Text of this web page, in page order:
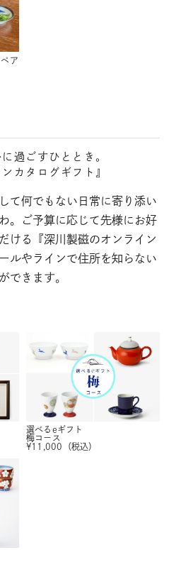
ア
過ごすひととき。
カタログギフト』
て何でもない日常に寄り添い
。ご予算に応じて先様にお好
ける『深川製磁のオンライン
ルやラインで住所を知らない
できます。
選べるeギフト
梅コース
¥11,000 （税込）